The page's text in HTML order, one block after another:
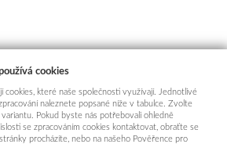
cookies
cookies, které naše společnosti využívají. Jednotlivé
naleznete popsané níže v tabulce. Zvolte
Pokud byste nás potřebovali ohledně
se zpracováním cookies kontaktovat, obraťte se
procházíte, nebo na našeho Pověřence pro